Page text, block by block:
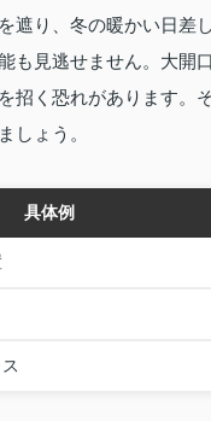
遮り、冬の暖かい日差
も見逃せません。大開
招く恐れがあります。
しょう。
具体例